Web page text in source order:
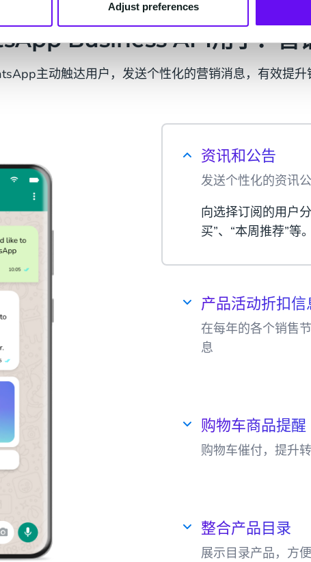
Adjust preferences
Business API用于：营
主动触达用户，发送个性化的营销消息，有效提升
资讯和公告
发送个性化的资讯
向选择订阅的用户
买”、“本周推荐”等。
产品活动折扣信
在每年的各个销售
息
购物车商品提醒
购物车催付，提升
整合产品目录
展示目录产品，方